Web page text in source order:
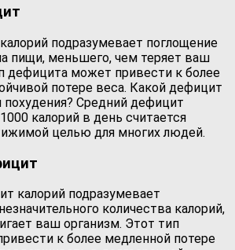
подразумевает поглощение
пищи, меньшего, чем теряет ваш
дефицита может привести к более
потере веса. Какой дефицит
похудения? Средний дефицит
калорий в день считается
целью для многих людей.
калорий подразумевает
количества калорий,
ваш организм. Этот тип
к более медленной потере